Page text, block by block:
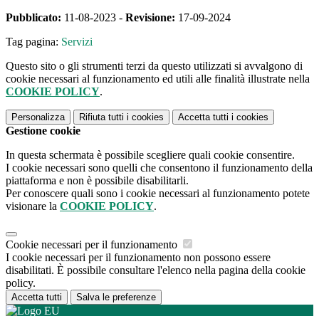
Pubblicato: 11-08-2023 - Revisione: 17-09-2024
Tag pagina: Servizi
Questo sito o gli strumenti terzi da questo utilizzati si avvalgono di
cookie necessari al funzionamento ed utili alle finalità illustrate nella
COOKIE POLICY.
Personalizza Rifiuta tutti i cookies Accetta tutti i cookies
Gestione cookie
In questa schermata è possibile scegliere quali cookie consentire.
I cookie necessari sono quelli che consentono il funzionamento della
piattaforma e non è possibile disabilitarli.
Per conoscere quali sono i cookie necessari al funzionamento potete
visionare la COOKIE POLICY.
Cookie necessari per il funzionamento
I cookie necessari per il funzionamento non possono essere
disabilitati. È possibile consultare l'elenco nella pagina della cookie
policy.
Accetta tutti Salva le preferenze